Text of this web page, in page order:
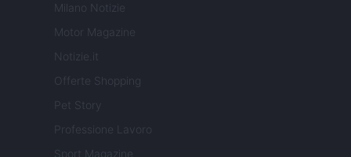
Milano Notizie
Motor Magazine
Notizie.it
Offerte Shopping
Pet Story
Professione Lavoro
Sport Magazine